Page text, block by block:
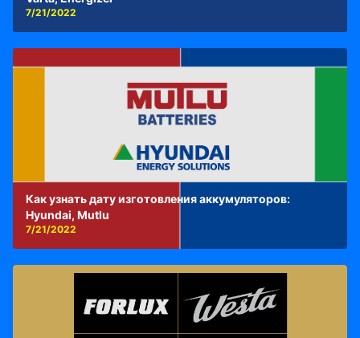
7/21/2022
Как узнать дату изготовления аккумуляторов:
Hyundai, Mutlu
7/21/2022